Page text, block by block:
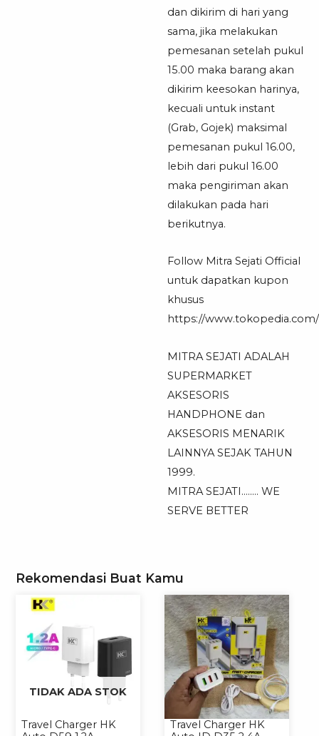
dan dikirim di hari yang
sama, jika melakukan
pemesanan setelah pukul
15.00 maka barang akan
dikirim keesokan harinya,
kecuali untuk instant
(Grab, Gojek) maksimal
pemesanan pukul 16.00,
lebih dari pukul 16.00
maka pengiriman akan
dilakukan pada hari
berikutnya.
Follow Mitra Sejati Official
untuk dapatkan kupon
khusus
https://
MITRA SEJATI ADALAH
SUPERMARKET
AKSESORIS
HANDPHONE dan
AKSESORIS MENARIK
LAINNYA SEJAK TAHUN
1999.
MITRA SEJATI…….. WE
SERVE BETTER
Rekomendasi Buat Kamu
TIDAK ADA STOK
Travel Charger HK
Travel Charger HK